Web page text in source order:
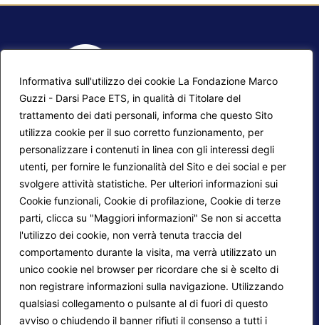
Informativa sull'utilizzo dei cookie La Fondazione Marco
Guzzi - Darsi Pace ETS, in qualità di Titolare del
trattamento dei dati personali, informa che questo Sito
utilizza cookie per il suo corretto funzionamento, per
personalizzare i contenuti in linea con gli interessi degli
utenti, per fornire le funzionalità del Sito e dei social e per
svolgere attività statistiche. Per ulteriori informazioni sui
Cookie funzionali, Cookie di profilazione, Cookie di terze
parti, clicca su "Maggiori informazioni" Se non si accetta
l'utilizzo dei cookie, non verrà tenuta traccia del
comportamento durante la visita, ma verrà utilizzato un
unico cookie nel browser per ricordare che si è scelto di
non registrare informazioni sulla navigazione. Utilizzando
qualsiasi collegamento o pulsante al di fuori di questo
avviso o chiudendo il banner rifiuti il consenso a tutti i
Mappa del sito
Progetti Darsi Pace
Login redattori
Contatti
Calendario corsi
Privacy Policy
Cookie Policy
Seguici su: